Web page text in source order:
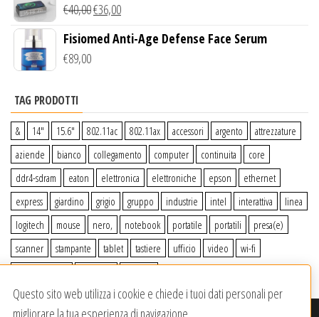
Wireless Qi
€40,00€36,00
Fisiomed Anti-Age Defense Face Serum
€89,00
TAG PRODOTTI
& 14″ 15.6″ 802.11ac 802.11ax accessori argento
attrezzature
aziende
bianco collegamento computer continuita
core
ddr4-sdram
eaton elettronica elettroniche epson
ethernet
express
giardino grigio gruppo industrie intel interattiva
linea
logitech
mouse nero, notebook portatile portatili
presa(e)
scanner
stampante tablet tastiere ufficio video
wi-fi
Questo sito web utilizza i cookie e chiede i tuoi dati personali per
migliorare la tua esperienza di navigazione.